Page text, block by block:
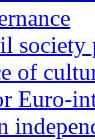
society
of
Euro-